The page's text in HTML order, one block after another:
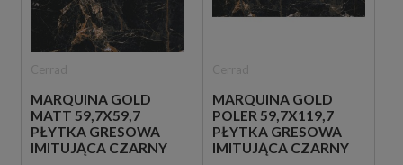
MARQUINA GOLD
MATT 59,7X59,7
PŁYTKA GRESOWA
IMITUJĄCA CZARNY
MARQUINA GOLD
POLER 59,7X119,7
PŁYTKA GRESOWA
IMITUJĄCA CZARNY